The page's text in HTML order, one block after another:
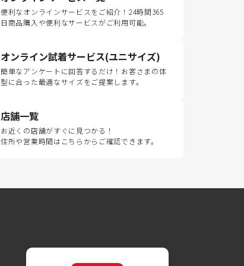
便利なオンラインサービスをご紹介！24時間365
日商品購入や便利なサービスがご利用可能。
オンライン試着サービス(ユニサイズ)
簡単なアンケートに回答するだけ！お客さまの体
型に合った最適なサイズをご提案します。
店舗一覧
お近くの店舗がすぐに見つかる！
住所や営業時間はこちらからご確認できます。